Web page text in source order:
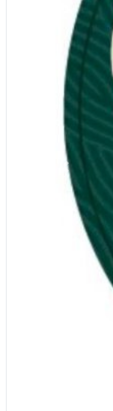
Previous